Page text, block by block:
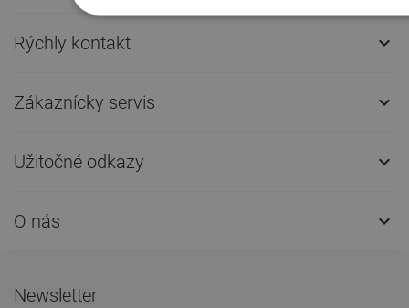
Rýchly kontakt 
Zákaznícky servis 
Užitočné odkazy 
O nás 
Newsletter